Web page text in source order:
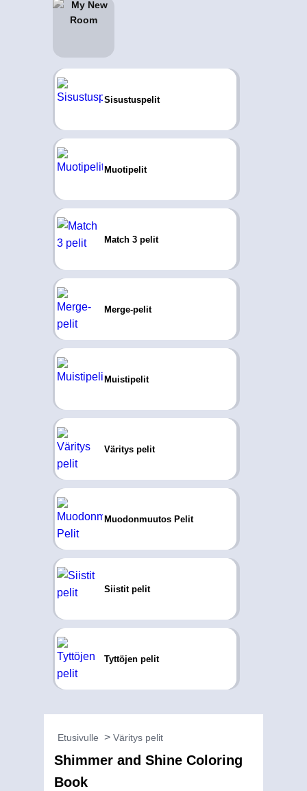
Sisustuspelit
Muotipelit
Match 3 pelit
Merge-pelit
Muistipelit
Väritys pelit
Muodonmuutos Pelit
Siistit pelit
Tyttöjen pelit
Etusivulle Väritys pelit
Shimmer and Shine Coloring
Book